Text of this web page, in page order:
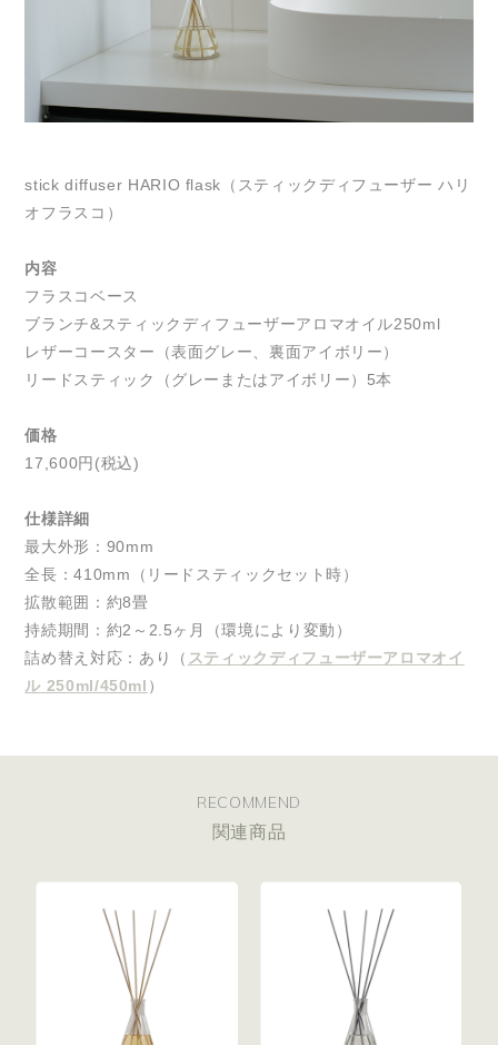
stick diffuser HARIO flask（スティックディフューザー ハリ
オフラスコ）
内容
フラスコベース
ブランチ&スティックディフューザーアロマオイル250ml
レザーコースター（表面グレー、裏面アイボリー）
リードスティック（グレーまたはアイボリー）5本
価格
17,600円(税込)
仕様詳細
最大外形：90mm
全長：410mm（リードスティックセット時）
拡散範囲：約8畳
持続期間：約2～2.5ヶ月（環境により変動）
詰め替え対応：あり（ スティックディフューザーアロマオイ
ル 250ml/450ml ）
RECOMMEND
関連商品